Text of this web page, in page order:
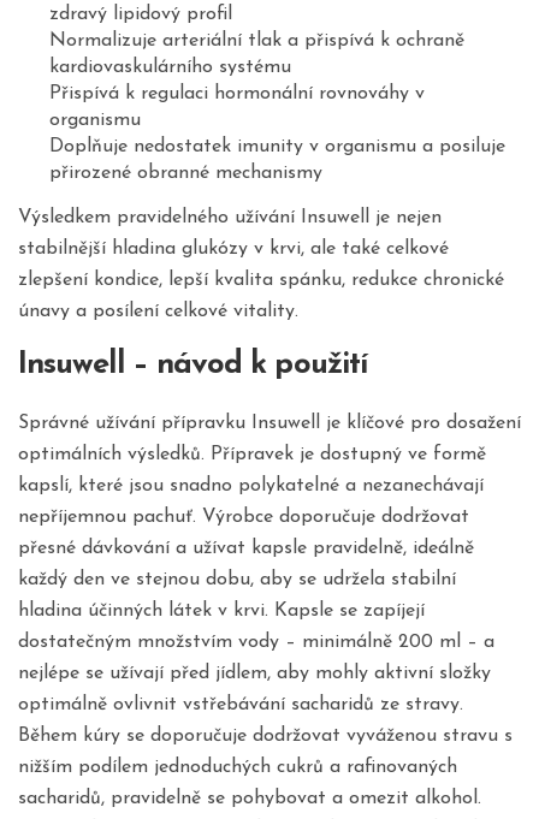
zdravý lipidový profil
Normalizuje arteriální tlak a přispívá k ochraně
kardiovaskulárního systému
Přispívá k regulaci hormonální rovnováhy v
organismu
Doplňuje nedostatek imunity v organismu a posiluje
přirozené obranné mechanismy
Výsledkem pravidelného užívání Insuwell je nejen
stabilnější hladina glukózy v krvi, ale také celkové
zlepšení kondice, lepší kvalita spánku, redukce chronické
únavy a posílení celkové vitality.
Insuwell – návod k použití
Správné užívání přípravku Insuwell je klíčové pro dosažení
optimálních výsledků. Přípravek je dostupný ve formě
kapslí, které jsou snadno polykatelné a nezanechávají
nepříjemnou pachuť. Výrobce doporučuje dodržovat
přesné dávkování a užívat kapsle pravidelně, ideálně
každý den ve stejnou dobu, aby se udržela stabilní
hladina účinných látek v krvi. Kapsle se zapíjejí
dostatečným množstvím vody – minimálně 200 ml – a
nejlépe se užívají před jídlem, aby mohly aktivní složky
optimálně ovlivnit vstřebávání sacharidů ze stravy.
Během kúry se doporučuje dodržovat vyváženou stravu s
nižším podílem jednoduchých cukrů a rafinovaných
sacharidů, pravidelně se pohybovat a omezit alkohol.